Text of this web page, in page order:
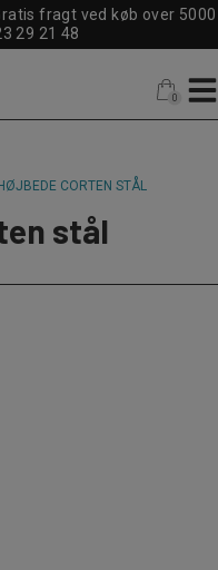
fragt ved køb over 5000
29 21 48
00
CORTEN STÅL
stål